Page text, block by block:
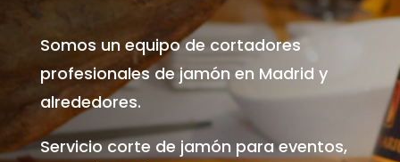
Somos un equipo de cortadores
profesionales de jamón en Madrid y
alrededores.
Servicio corte de jamón para eventos,